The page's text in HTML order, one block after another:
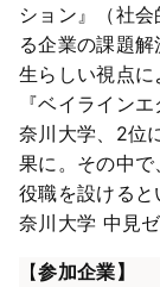
ション』（社
る企業の課題
生らしい視点に
『ベイライン
奈川大学、2位
果に。その中
役職を設ける
奈川大学 中見
【参加企業】